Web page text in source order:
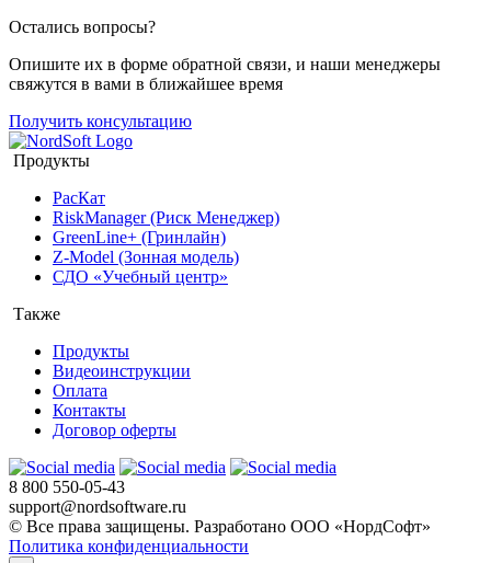
Остались вопросы?
Опишите их в форме обратной связи, и наши менеджеры
свяжутся в вами в ближайшее время
Получить консультацию
Продукты
РасКат
RiskManager (Риск Менеджер)
GreenLine+ (Гринлайн)
Z-Model (Зонная модель)
СДО «Учебный центр»
Также
Продукты
Видеоинструкции
Оплата
Контакты
Договор оферты
8 800 550-05-43
support@nordsoftware.ru
© Все права защищены. Разработано ООО «НордСофт»
Политика конфиденциальности